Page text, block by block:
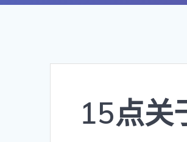
15点关